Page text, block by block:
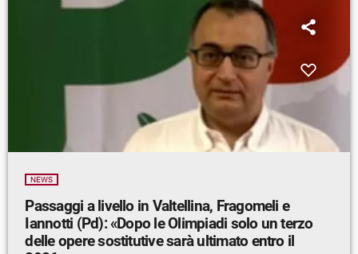
NEWS
Passaggi a livello in Valtellina, Fragomeli e
Iannotti (Pd): «Dopo le Olimpiadi solo un terzo
delle opere sostitutive sarà ultimato entro il